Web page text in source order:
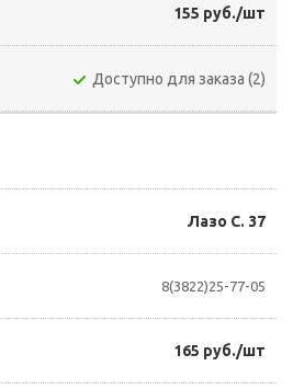
155 руб./шт
Доступно для заказа (2)
Лазо С. 37
8(3822)25-77-05
165 руб./шт